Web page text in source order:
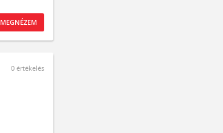
MEGNÉZEM
0 értékelés